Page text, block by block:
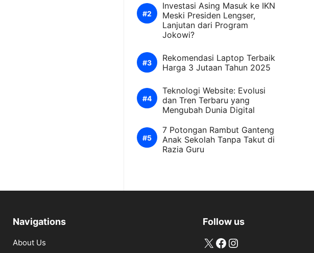
Investasi Asing Masuk ke IKN
Meski Presiden Lengser,
Lanjutan dari Program
Jokowi?
Rekomendasi Laptop Terbaik
Harga 3 Jutaan Tahun 2025
Teknologi Website: Evolusi
dan Tren Terbaru yang
Mengubah Dunia Digital
7 Potongan Rambut Ganteng
Anak Sekolah Tanpa Takut di
Razia Guru
Navigations
About Us
Follow us
X Facebook
Instagram